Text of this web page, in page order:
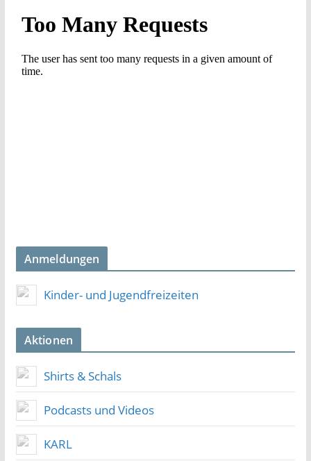
Anmeldungen
Kinder- und Jugendfreizeiten
Aktionen
Shirts & Schals
Podcasts und Videos
KARL